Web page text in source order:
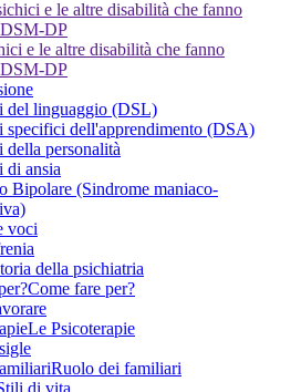
e le altre disabilità che fanno
DP
del linguaggio (DSL)
specifici dell'apprendimento (DSA)
della personalità
di ansia
Bipolare (Sindrome maniaco-
voci
della psichiatria
Come fare per?
Le Psicoterapie
Ruolo dei familiari
di vita